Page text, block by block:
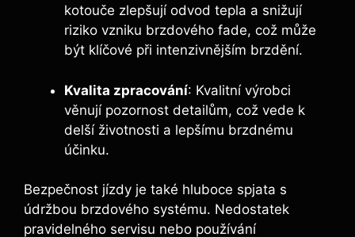
kotouče zlepšují odvod tepla a snižují
riziko vzniku brzdového fade, což může
být klíčové při intenzivnějším brzdění.
Kvalita zpracování: Kvalitní výrobci
věnují pozornost detailům, což vede k
delší životnosti a lepšímu brzdnému
účinku.
Bezpečnost jízdy je také hluboce spjata s
údržbou brzdového systému. Nedostatek
pravidelného servisu nebo používání